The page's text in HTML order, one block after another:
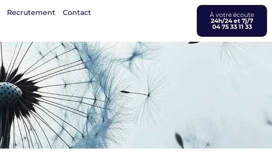
Recrutement Contact
À votre écoute
24h/24 et 7j/7
04 75 33 11 33